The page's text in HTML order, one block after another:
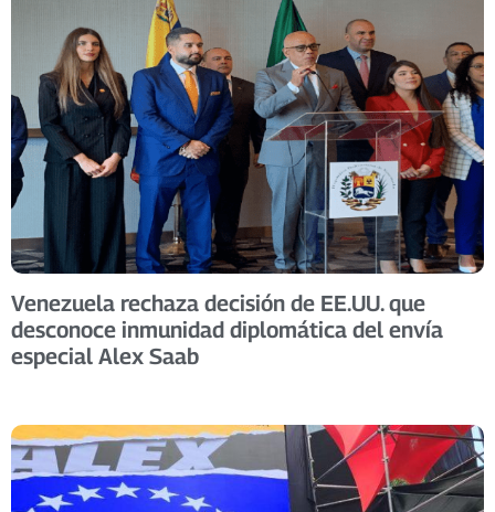
Venezuela rechaza decisión de EE.UU. que
desconoce inmunidad diplomática del envía
especial Alex Saab